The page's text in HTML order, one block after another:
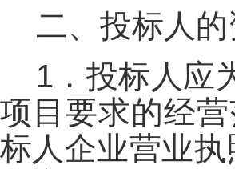
二、投标人
1．投标人应
项目要求的经
标人企业营业执